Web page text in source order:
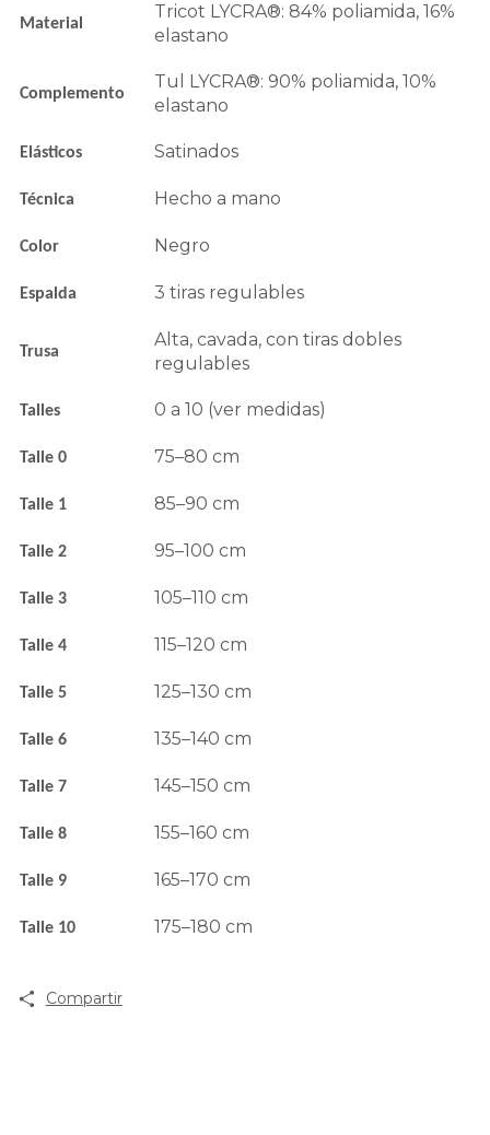
Material
Tricot LYCRA®: 84% poliamida, 16%
elastano
Complemento
Tul LYCRA®: 90% poliamida, 10%
elastano
Elásticos Satinados
Técnica Hecho a mano
Color Negro
Espalda 3 tiras regulables
Trusa
Alta, cavada, con tiras dobles
regulables
Talles 0 a 10 (ver medidas)
Talle 0 75–80 cm
Talle 1 85–90 cm
Talle 2 95–100 cm
Talle 3 105–110 cm
Talle 4 115–120 cm
Talle 5 125–130 cm
Talle 6 135–140 cm
Talle 7 145–150 cm
Talle 8 155–160 cm
Talle 9 165–170 cm
Talle 10 175–180 cm
Compartir